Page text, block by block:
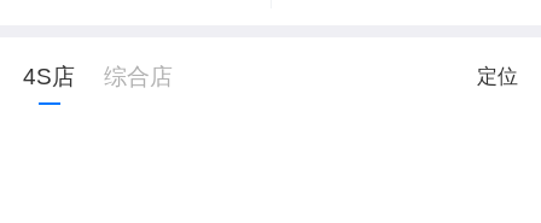
4S店 综合店 定位